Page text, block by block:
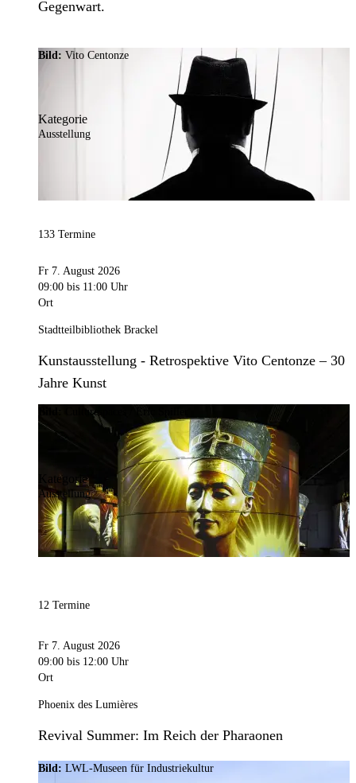
Gegenwart.
Bild: Vito Centonze
Kategorie
Ausstellung
133 Termine
Fr 7. August 2026
09:00 bis 11:00 Uhr
Ort
Stadtteilbibliothek Brackel
Kunstausstellung - Retrospektive Vito Centonze – 30
Jahre Kunst
Culturespaces / Eric Spiller
Kategorie
Ausstellung
12 Termine
Fr 7. August 2026
09:00 bis 12:00 Uhr
Ort
Phoenix des Lumières
Revival Summer: Im Reich der Pharaonen
Bild: LWL-Museen für Industriekultur